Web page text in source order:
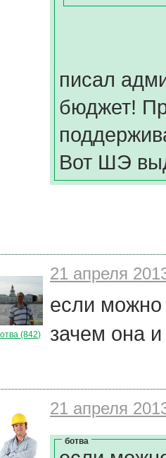
писал
бюджет!
Вот ШЭ
(842)
21 апреля
если можно
зачем она
21 апреля
ботва